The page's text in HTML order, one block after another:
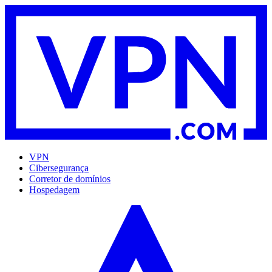
VPN
Cibersegurança
Corretor de domínios
Hospedagem